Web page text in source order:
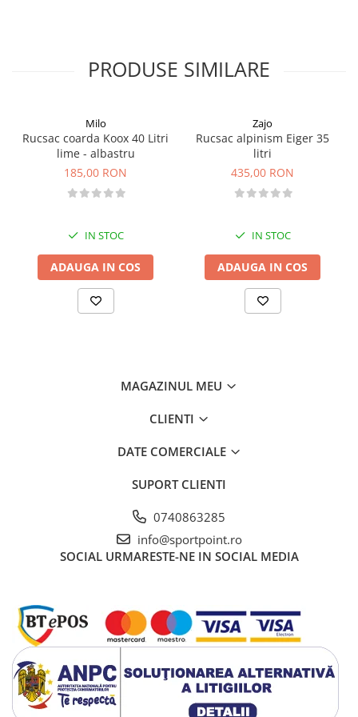
PRODUSE SIMILARE
Milo
Rucsac coarda Koox 40 Litri
lime - albastru
185,00 RON
IN STOC
ADAUGA IN COS
Zajo
Rucsac alpinism Eiger 35
litri
435,00 RON
IN STOC
ADAUGA IN COS
MAGAZINUL MEU
CLIENTI
DATE COMERCIALE
SUPORT CLIENTI
0740863285
info@sportpoint.ro
SOCIAL URMARESTE-NE IN SOCIAL MEDIA